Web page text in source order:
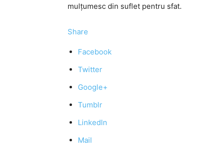
mulţumesc din suflet pentru sfat.
Share
Facebook
Twitter
Google+
Tumblr
LinkedIn
Mail